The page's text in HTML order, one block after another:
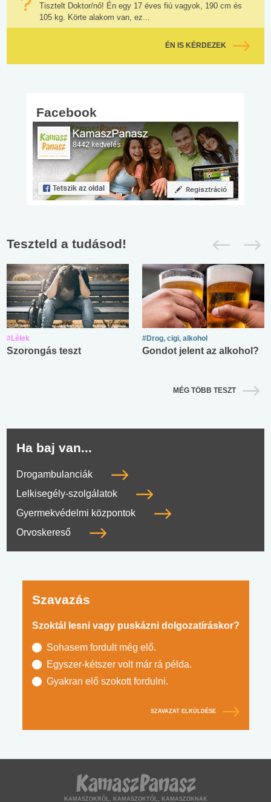
Tisztelt Doktor/nő! Én egy 17 éves fiú vagyok, 190 cm és
105 kg. Körte alakom van, ez...
ÉN IS KÉRDEZEK
Facebook
Teszteld a tudásod!
#Lélek
Szorongás teszt
#Drog, cigi, alkohol
Gondot jelent az alkohol?
MÉG TÖBB TESZT
Ha baj van...
Drogambulanciák
Lelkisegély-szolgálatok
Gyermekvédelmi központok
Orvoskereső
Szavazás
Szoktál lesni vagy puskázni dolgozatíráskor?
Sohasem fordult még elő.
Egyszer-kétszer volt már rá példa.
Gyakran elő szokott fordulni.
SZAVAZAT ELKÜLDÉSE
KAMASZOKRÓL, KAMASZOKTÓL, KAMASZOKNAK